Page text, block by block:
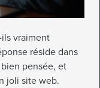
vraiment
réside dans
pensée, et
joli site web.